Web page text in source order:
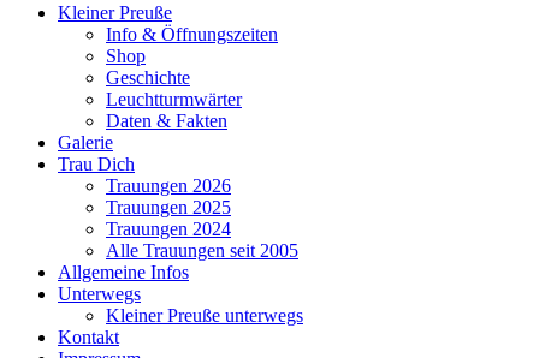
Kleiner Preuße
Info & Öffnungszeiten
Shop
Geschichte
Leuchtturmwärter
Daten & Fakten
Galerie
Trau Dich
Trauungen 2026
Trauungen 2025
Trauungen 2024
Alle Trauungen seit 2005
Allgemeine Infos
Unterwegs
Kleiner Preuße unterwegs
Kontakt